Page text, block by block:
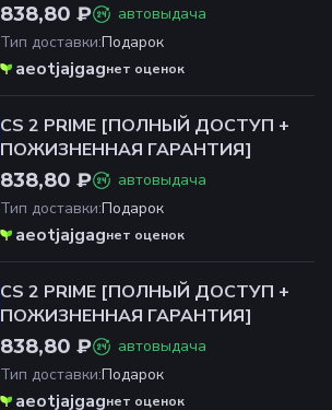
838,80 ₽
автовыдача
Тип доставки:Подарок
aeotjajgagнет оценок
CS 2 PRIME [ПОЛНЫЙ ДОСТУП +
ПОЖИЗНЕННАЯ ГАРАНТИЯ]
838,80 ₽
автовыдача
Тип доставки:Подарок
aeotjajgagнет оценок
CS 2 PRIME [ПОЛНЫЙ ДОСТУП +
ПОЖИЗНЕННАЯ ГАРАНТИЯ]
838,80 ₽
автовыдача
Тип доставки:Подарок
aeotjajgagнет оценок